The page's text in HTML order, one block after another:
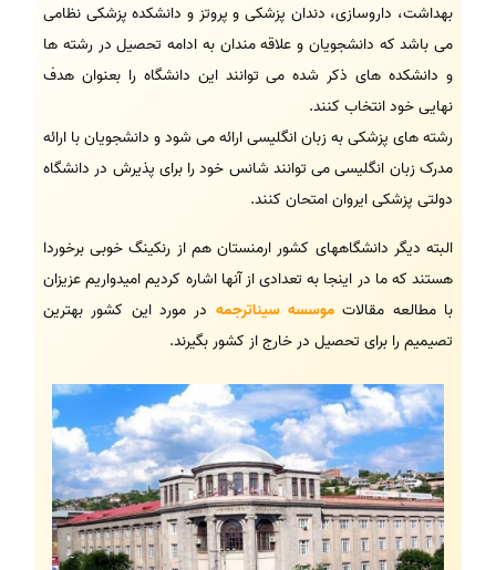
بهداشت، داروسازی، دندان پزشکی و پروتز و دانشکده پزشکی نظامی
می باشد که دانشجویان و علاقه مندان به ادامه تحصیل در رشته ها
و دانشکده های ذکر شده می توانند این دانشگاه را بعنوان هدف
نهایی خود انتخاب کنند.
رشته های پزشکی به زبان انگلیسی ارائه می شود و دانشجویان با ارائه
مدرک زبان انگلیسی می توانند شانس خود را برای پذیرش در دانشگاه
دولتی پزشکی ایروان امتحان کنند.
البته دیگر دانشگاههای کشور ارمنستان هم از رنکینگ خوبی برخوردا
هستند که ما در اینجا به تعدادی از آنها اشاره کردیم امیدواریم عزیزان
با مطالعه مقالاتموسسه سیناترجمه در مورد این کشور بهترین
تصیمیم را برای تحصیل در خارج از کشور بگیرند.